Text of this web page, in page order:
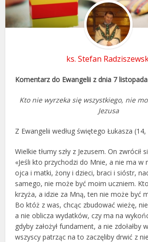
ks. Stefan
Komentarz do Ewangelii z dnia 7
Kto nie wyrzeka się wszystkiego, nie
Jezusa
Z Ewangelii według świętego Łukasza
Wielkie tłumy szły z Jezusem. On zwrócił
«Jeśli kto przychodzi do Mnie, a nie ma w
ojca i matki, żony i dzieci, braci i sióstr,
samego, nie może być moim uczniem.
krzyża, a idzie za Mną, ten nie może być
Bo któż z was, chcąc zbudować wieżę,
a nie oblicza wydatków, czy ma na
gdyby założył fundament, a nie zdołałby
wszyscy patrząc na to zaczęliby drwić z